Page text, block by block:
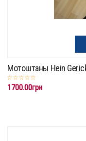
Мотоштаны Hein
1700.00грн